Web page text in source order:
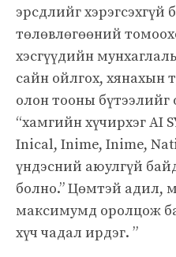
эрсдлийг
төлөвлөгөөний
хэсгүүдийн
сайн ойлгох, хянахын
олон тооны бүтээлийг
“хамгийн хүчирхэг AI
Inical, Inime, Inime,
үндэсний аюулгүй
болно.” Цөмтэй адил,
максимумд оролцож
хүч чадал ирдэг. ”